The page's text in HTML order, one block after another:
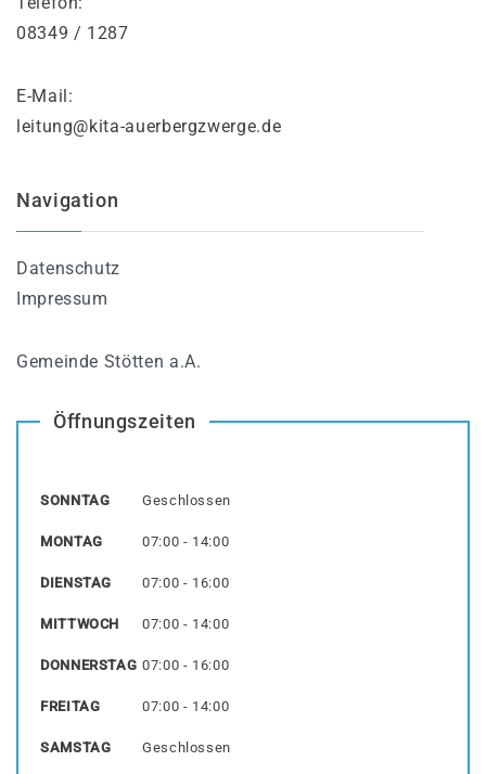
SCHUTZKONZEPT
ANMELDUNG
Anmeldebogen
KONTAKT
08349 / 1287
E-Mail:
leitung@kita-auerbergzwerge.de
Navigation
Datenschutz
Impressum
Gemeinde Stötten a.A.
Öffnungszeiten
SONNTAG Geschlossen
MONTAG 07:00 - 14:00
DIENSTAG 07:00 - 16:00
MITTWOCH 07:00 - 14:00
DONNERSTAG 07:00 - 16:00
FREITAG 07:00 - 14:00
SAMSTAG Geschlossen